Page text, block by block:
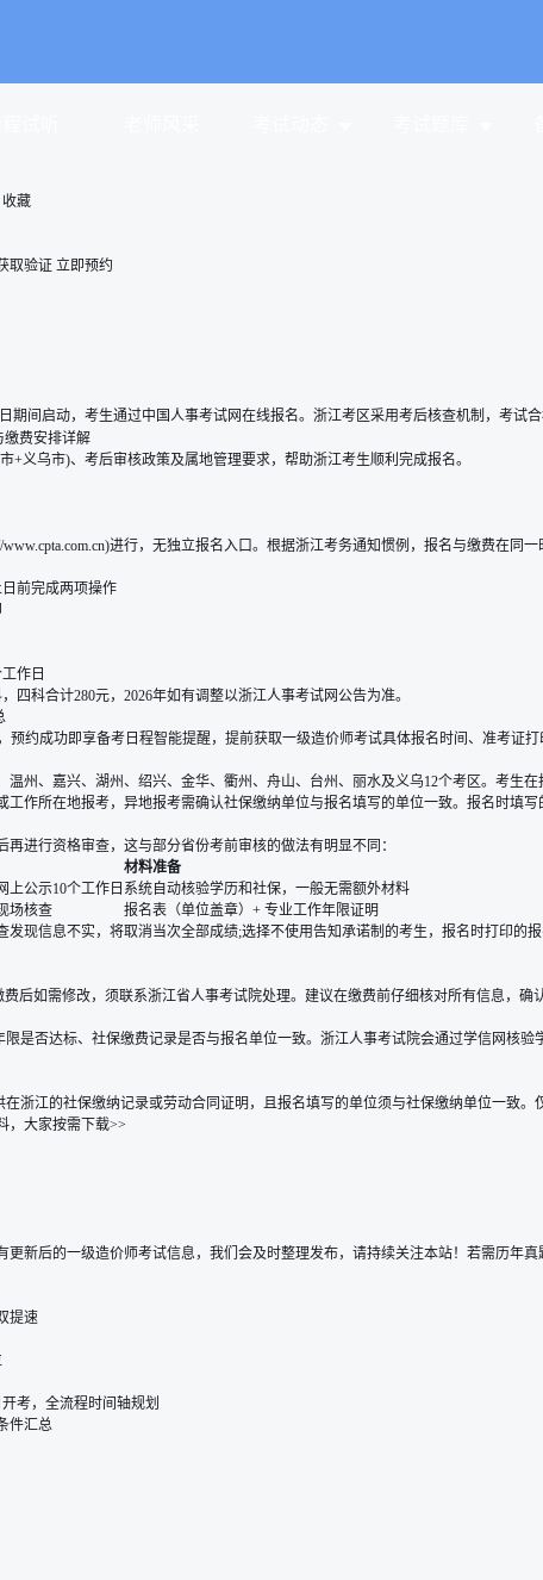
收藏
取验证 立即预约
期间启动，考生通过中国人事考试网在线报名。浙江考区采用考后核查机制，考试
义乌市)、考后审核政策及属地管理要求，帮助浙江考生顺利完成报名。
进行，无独立报名入口。根据浙江考务通知惯例，报名与缴费在同一
前完成两项操作
作日
四科合计280元，2026年如有调整以浙江人事考试网公告为准。
预约成功即享备考日程智能提醒，提前获取一级造价师考试具体报名时间、准考证
州、嘉兴、湖州、绍兴、金华、衢州、舟山、台州、丽水及义乌12个考区。考生在
作所在地报考，异地报考需确认社保缴纳单位与报名填写的单位一致。报名时填
进行资格审查，这与部分省份考前审核的做法有明显不同：
材料准备
上公示10个工作日 系统自动核验学历和社保，一般无需额外材料
场核查
报名表（单位盖章）+ 专业工作年限证明
现信息不实，将取消当次全部成绩;选择不使用告知承诺制的考生，报名时打印的
后如需修改，须联系浙江省人事考试院处理。建议在缴费前仔细核对所有信息，确
是否达标、社保缴费记录是否与报名单位一致。浙江人事考试院会通过学信网核
浙江的社保缴纳记录或劳动合同证明，且报名填写的单位须与社保缴纳单位一致
，大家按需下载>>
新后的一级造价师考试信息，我们会及时整理发布，请持续关注本站！ 若需历年真
提速
考，全流程时间轴规划
件汇总